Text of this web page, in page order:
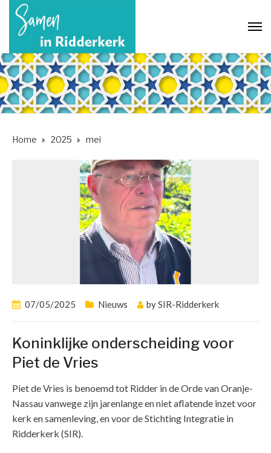
Home 2025 mei
07/05/2025 Nieuws bySIR-Ridderkerk
Koninklijke onderscheiding voor
Piet de Vries
Piet de Vries is benoemd tot Ridder in de Orde van Oranje-
Nassau vanwege zijn jarenlange en niet aflatende inzet voor
kerk en samenleving, en voor de Stichting Integratie in
Ridderkerk (SIR).